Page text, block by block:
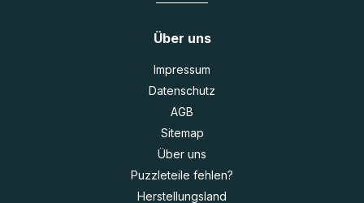
Über uns
Impressum
Datenschutz
AGB
Sitemap
Über uns
Puzzleteile fehlen?
Herstellungsland